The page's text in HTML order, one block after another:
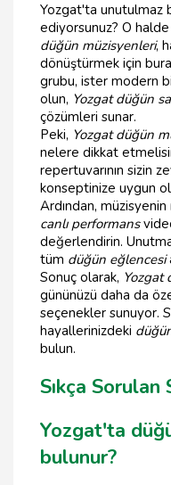
Yozgat'ta unutulmaz
ediyorsunuz? O
düğün müzisyenleri,
dönüştürmek için
grubu, ister modern
olun, Yozgat düğün
çözümleri sunar.
Peki, Yozgat düğün
nelere dikkat
repertuvarının sizin
konseptinize uygun
Ardından,
canlı performans
değerlendirin.
tüm düğün eğlencesi
Sonuç olarak, Yozgat
gününüzü daha da
seçenekler sunuyor.
hayallerinizdeki
bulun.
Sıkça Sorulan
Yozgat'ta
bulunur?